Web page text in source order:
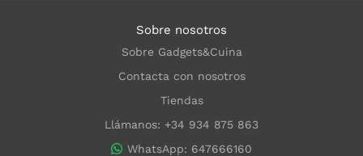
Sobre nosotros
Sobre Gadgets&Cuina
Contacta con nosotros
Tiendas
Llámanos: +34 934 875 863
WhatsApp: 647666160